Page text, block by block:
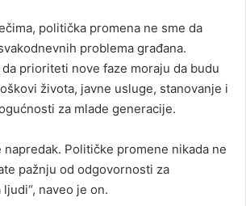
politička promena ne sme da
problema građana.
prioriteti nove faze moraju da budu
života, javne usluge, stanovanje i
za mlade generacije.
napredak. Političke promene nikada ne
pažnju od odgovornosti za
naveo je on.